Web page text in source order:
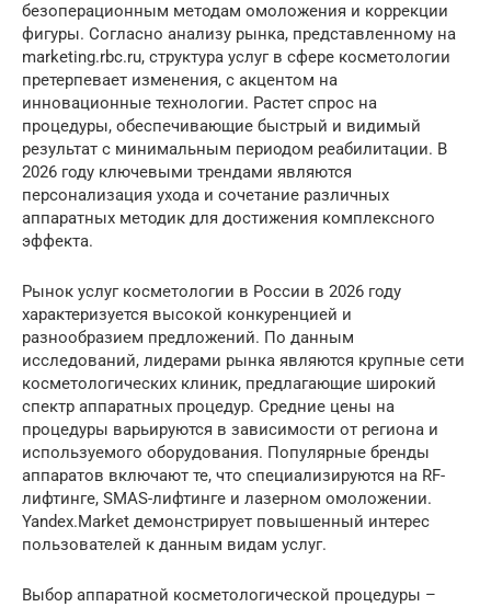
безоперационным методам омоложения и коррекции
фигуры. Согласно анализу рынка, представленному на
marketing.rbc.ru, структура услуг в сфере косметологии
претерпевает изменения, с акцентом на
инновационные технологии. Растет спрос на
процедуры, обеспечивающие быстрый и видимый
результат с минимальным периодом реабилитации. В
2026 году ключевыми трендами являются
персонализация ухода и сочетание различных
аппаратных методик для достижения комплексного
эффекта.
Рынок услуг косметологии в России в 2026 году
характеризуется высокой конкуренцией и
разнообразием предложений. По данным
исследований, лидерами рынка являются крупные сети
косметологических клиник, предлагающие широкий
спектр аппаратных процедур. Средние цены на
процедуры варьируются в зависимости от региона и
используемого оборудования. Популярные бренды
аппаратов включают те, что специализируются на RF-
лифтинге, SMAS-лифтинге и лазерном омоложении.
Yandex.Market демонстрирует повышенный интерес
пользователей к данным видам услуг.
Выбор аппаратной косметологической процедуры –